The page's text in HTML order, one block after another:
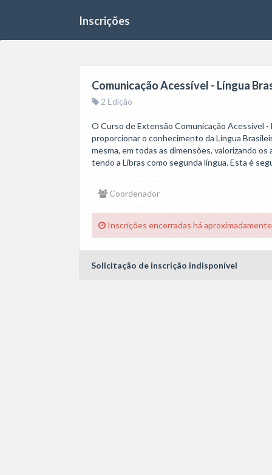
Inscrições
Comunicação Acessível - Língua
2 Edição
O Curso de Extensão Comunicação Acessível
proporcionar o conhecimento da Língua
mesma, em todas as dimensões, valorizando
tendo a Libras como segunda língua. Esta é
Coordenador
Inscrições encerradas há
Solicitação de inscrição indisponível